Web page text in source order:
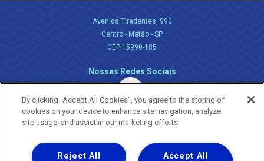
Avenida Tiradentes, 990
Centro - Matão - SP
CEP 15990-185
Nossas Redes Sociais
By clicking “Accept All Cookies”, you agree to the storing of
cookies on your device to enhance site navigation, analyze
site usage, and assist in our marketing efforts.
Accept All
Reject All